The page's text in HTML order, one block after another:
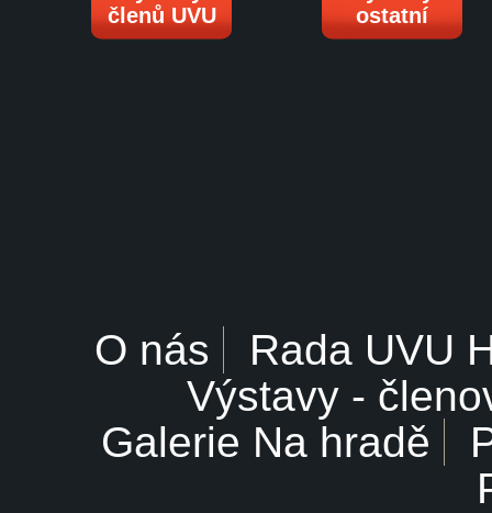
členů UVU
ostatní
O nás
Rada UVU
Výstavy -
Galerie Na hradě